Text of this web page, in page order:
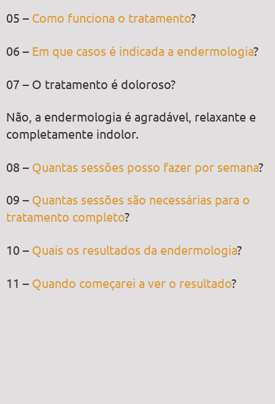
05 – Como funciona o tratamento?
06 – Em que casos é indicada a endermologia?
07 – O tratamento é doloroso?
Não, a endermologia é agradável, relaxante e
completamente indolor.
08 – Quantas sessões posso fazer por semana?
09 – Quantas sessões são necessárias para o
tratamento completo?
10 – Quais os resultados da endermologia?
11 – Quando começarei a ver o resultado?